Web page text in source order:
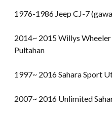
1976-1986 Jeep CJ-7
2014~ 2015 Willys
Pultahan
1997~ 2016 Sahara Sport
2007~ 2016 Unlimited